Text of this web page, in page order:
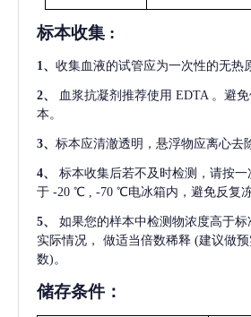
标本收集 :
1、 收集血液的试管应为一次性的无热
2、 血浆抗凝剂推荐使用 EDTA 。避
本。
3、 标本应清澈透明，悬浮物应离心去
4、
标本收集后若不及时检测，请按
于 -20 ℃ , -70 ℃电冰箱内，避免反复冻
5、
如果您的样本中检测物浓度高于
实际情况，
做适当倍数稀释 (建议做
数)。
储存条件：